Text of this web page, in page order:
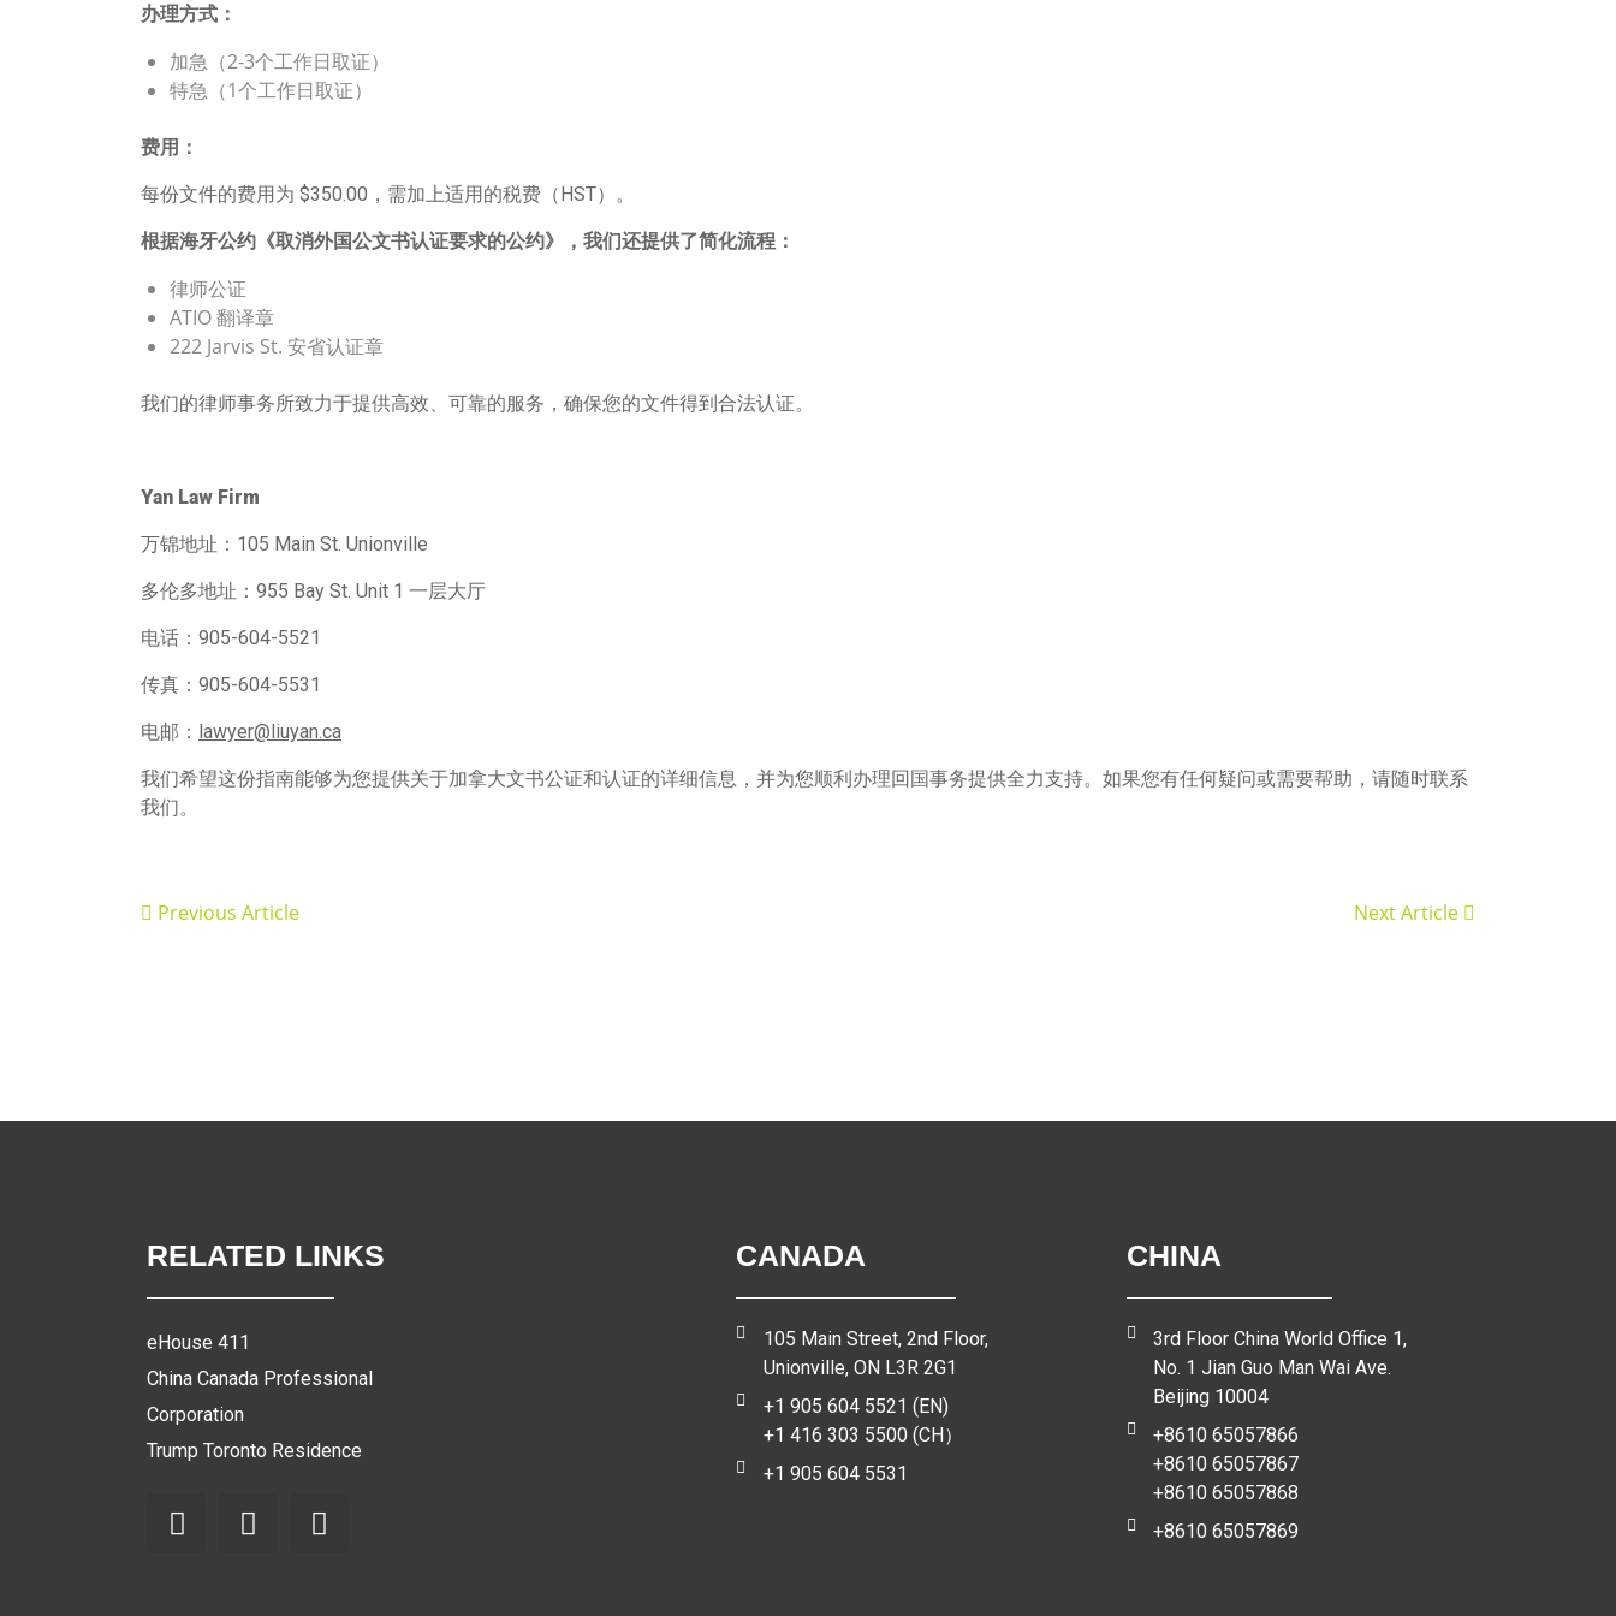
办理方式：
加急（2-3个工作日取证）
特急（1个工作日取证）
费用：
每份文件的费用为 $350.00，需加上适用的税费（HST）。
根据海牙公约《取消外国公文书认证要求的公约》，我们还提供了简化流程：
律师公证
ATIO 翻译章
222 Jarvis St. 安省认证章
我们的律师事务所致力于提供高效、可靠的服务，确保您的文件得到合法认证。
Yan Law Firm
万锦地址：105 Main St. Unionville
多伦多地址：955 Bay St. Unit 1 一层大厅
电话：905-604-5521
传真：905-604-5531
电邮： lawyer@liuyan.ca
我们希望这份指南能够为您提供关于加拿大文书公证和认证的详细信息，并为您顺利办理回国事务提供全力支持。如果您有任何疑问或需要帮助，请随时联系
我们。
Previous Article Next Article
RELATED LINKS
eHouse 411
China Canada Professional
Corporation
Trump Toronto Residence
CANADA
105 Main Street, 2nd Floor,
Unionville, ON L3R 2G1
+1 905 604 5521 (EN)
+1 416 303 5500 (CH）
+1 905 604 5531
CHINA
3rd Floor China World Office 1,
No. 1 Jian Guo Man Wai Ave.
Beijing 10004
+8610 65057866
+8610 65057867
+8610 65057868
+8610 65057869